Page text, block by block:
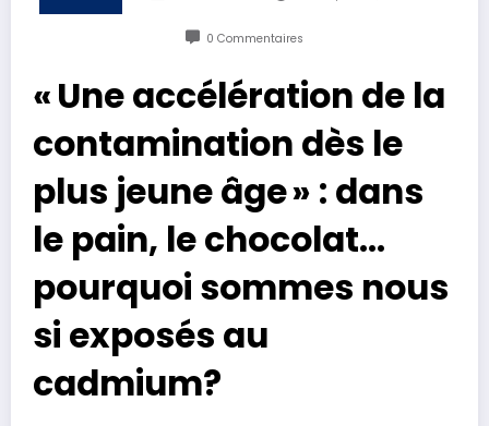
0 Commentaires
« Une accélération de la
contamination dès le
plus jeune âge » : dans
le pain, le chocolat…
pourquoi sommes nous
si exposés au
cadmium?